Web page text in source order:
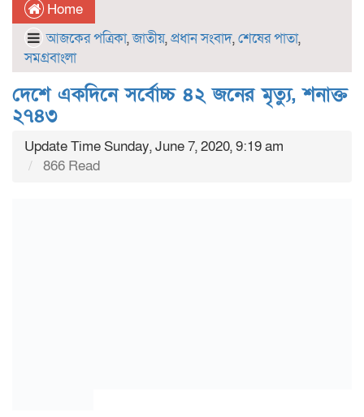
Home
আজকের পত্রিকা,জাতীয়,প্রধান সংবাদ,শেষের পাতা,
সমগ্রবাংলা
দেশে একদিনে সর্বোচ্চ ৪২ জনের মৃত্যু, শনাক্ত
২৭৪৩
Update Time Sunday, June 7, 2020, 9:19 am
866 Read